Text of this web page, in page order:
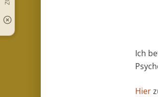
Ich
Hier